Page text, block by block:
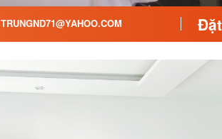
TRUNGND71@YAHOO.COM